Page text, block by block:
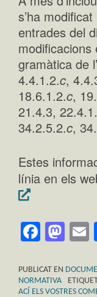
s’ha
entrades del
gramàtica de l’
4.4.1.2.c,
18.6.1.2.c,
21.4.3,
34.2.5.2.c,
Estes
línia en els
PUBLICAT EN
NORMATIVA
ACÍ ELS VOSTRES